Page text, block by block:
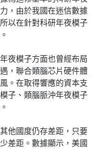
，由於我國在迷信數據
以在針對科研年夜模子
夜模子方面也曾經布局
，聯合類腦芯片硬件體
。在取得響應的資本支
子、類腦脈沖年夜模子
他國度仍存差距，只要
差距。數據顯示，美國